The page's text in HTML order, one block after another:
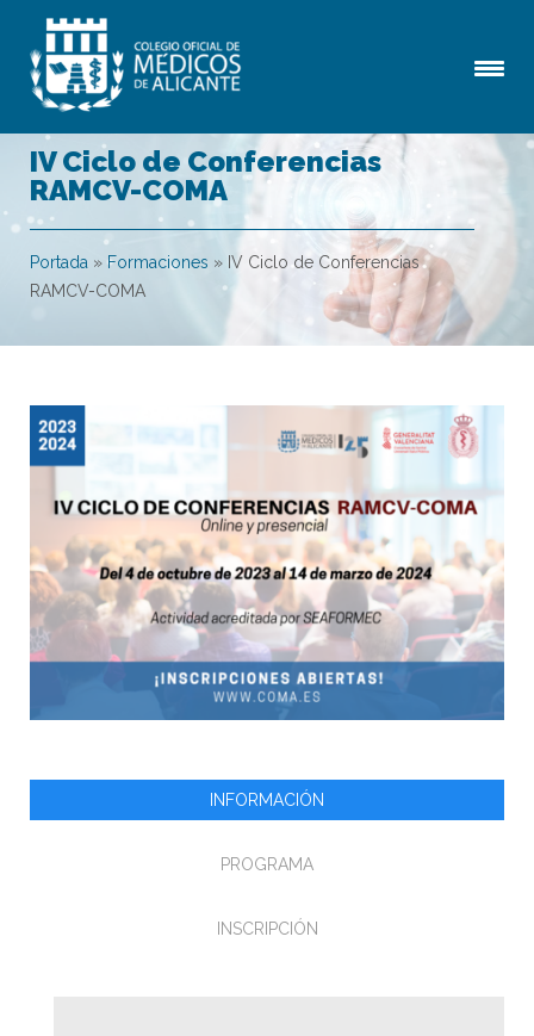
IV Ciclo de Conferencias
RAMCV-COMA
Portada » Formaciones » IV Ciclo de Conferencias
RAMCV-COMA
INFORMACIÓN
PROGRAMA
INSCRIPCIÓN